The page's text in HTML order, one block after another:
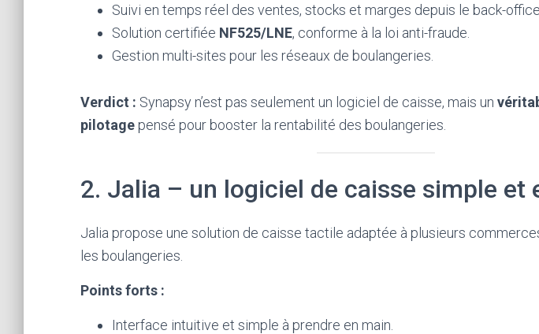
Suivi en temps réel des ventes, stocks et marges depuis le back-office.
Solution certifiée NF525/LNE, conforme à la loi anti-fraude.
Gestion multi-sites pour les réseaux de boulangeries.
Verdict : Synapsy n’est pas seulement un logiciel de caisse, mais un
pilotage pensé pour booster la rentabilité des boulangeries.
2. Jalia – un logiciel de caisse simple et
Jalia propose une solution de caisse tactile adaptée à plusieurs
les boulangeries.
Points forts :
Interface intuitive et simple à prendre en main.